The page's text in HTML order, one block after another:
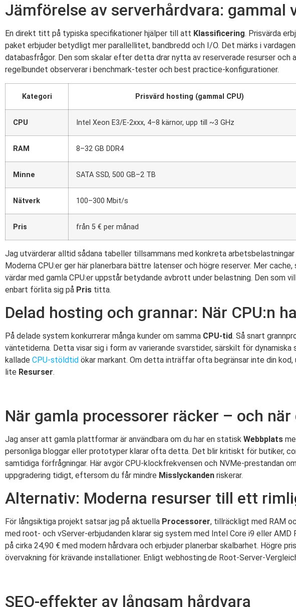
Jämförelse av serverhårdvara: gammal
En direkt titt på typiska specifikationer hjälper till att Klassificering. Prisvärda
paket erbjuder betydligt mer parallellitet, bandbredd och I/O. Det märks i
databasfrågor. Den som skalar efter detta drar nytta av reserverade resurser
regelbundet observerar i benchmark-tester och best practice-konfigurationer.
Kategori Prisvärd hosting (gammal CPU)
CPU Intel Xeon E3/E-2xxx, 4–8 kärnor, upp till ~3 GHz
RAM 8–32 GB DDR4
Minne SATA SSD, 500 GB–2 TB
Nätverk 100–300 Mbit/s
Pris från 5 € per månad
Jag utvärderar alltid sådana tabeller tillsammans med konkreta
Moderna CPU:er ger här planerbara bättre latenser och högre reserver. Mer
värdar med gamla CPU:er uppstår betydande avbrott under belastning. Den som
enbart förlita sig på Pris titta.
Delad hosting och grannar: När CPU:n
På delade system konkurrerar många kunder om samma CPU-tid. Så snart
väntetiderna. Detta visar sig i form av varierande svarstider, särskilt för
kallade CPU-stöldtid ökar markant. Om detta inträffar ofta begränsar inte din
lite Resurser.
När gamla processorer räcker – och
Jag anser att gamla plattformar är användbara om du har en statisk Webbplats
personliga bloggar eller prototyper klarar ofta detta. Det blir kritiskt för butiker,
samtidiga förfrågningar. Här avgör CPU-klockfrekvensen och NVMe-prestandan
uppgradering tidigt, eftersom du får mindre Misslyckanden riskerar.
Alternativ: Moderna resurser till ett
För långsiktiga projekt satsar jag på aktuella Processorer, tillräckligt med RAM
med root- och vServer-erbjudanden klarar sig system med Intel Core i9 eller
på cirka 24,90 € med modern hårdvara och erbjuder planerbar skalbarhet. Högre
övervakning för krävande installationer. Enligt webhosting.de Root-Server-
SEO-effekter av långsam hårdvara